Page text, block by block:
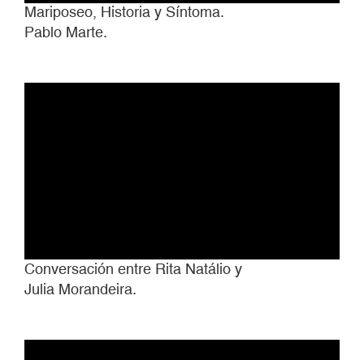
Mariposeo, Historia y Síntoma.
Pablo Marte.
Conversación entre Rita Natálio y
Julia Morandeira.